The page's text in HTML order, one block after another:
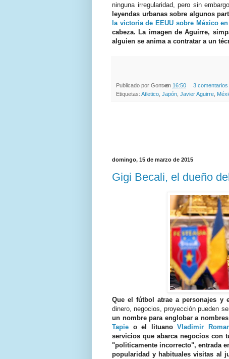
ninguna irregularidad, pero sin
leyendas urbanas sobre algunos
la victoria de EEUU sobre México en
cabeza. La imagen de Aguirre,
alguien se anima a contratar a un
Publicado por Gontxoen 16:50
3 comentarios
Etiquetas: Atletico Japón Javier Aguirre
domingo, 15 de marzo de 2015
Gigi Becali, el dueño
Que el fútbol atrae a personajes y
dinero, negocios, proyección pueden
un nombre para englobar a
Tapie o el lituano Vladimir
servicios que abarca negocios con
"politicamente incorrecto", entrada
popularidad y habituales visitas al